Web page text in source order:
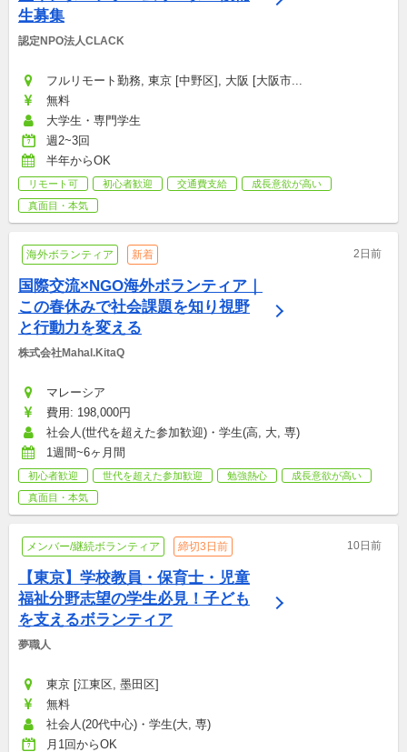
生募集
認定NPO法人CLACK
フルリモート勤務, 東京 [中野区], 大阪 [大阪市...
無料
大学生・専門学生
週2~3回
半年からOK
リモート可 初心者歓迎 交通費支給
成長意欲が高い
真面目・本気
海外ボランティア 新着 2日前
国際交流×NGO海外ボランティア｜
この春休みで社会課題を知り視野
と行動力を変える
株式会社Mahal.KitaQ
マレーシア
費用: 198,000円
社会人(世代を超えた参加歓迎)・学生(高, 大, 専)
1週間~6ヶ月間
初心者歓迎 世代を超えた参加歓迎 勉強熱心
成長意欲が高い
真面目・本気
メンバー/継続ボランティア 締切3日前 10日前
【東京】学校教員・保育士・児童
福祉分野志望の学生必見！子ども
を支えるボランティア
夢職人
東京 [江東区, 墨田区]
無料
社会人(20代中心)・学生(大, 専)
月1回からOK